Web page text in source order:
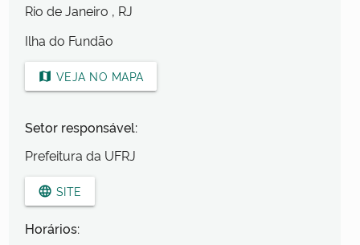
Rio de Janeiro , RJ
Ilha do Fundão
map VEJA NO MAPA
Setor responsável:
Prefeitura da UFRJ
language SITE
Horários: